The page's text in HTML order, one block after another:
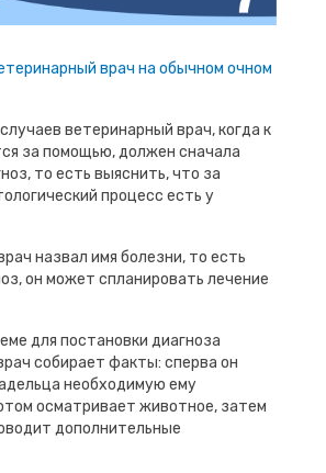
врач на обычном очном
ветеринарный врач, когда к
за помощью, должен сначала
то есть выяснить, что за
процесс есть у
назвал имя болезни, то есть
он может спланировать лечение
для постановки диагноза
собирает факты: сперва он
необходимую ему
осматривает животное, затем
дополнительные